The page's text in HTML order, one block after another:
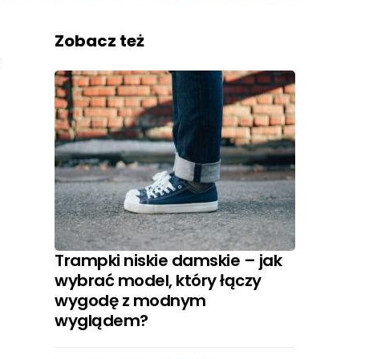
Zobacz też
Trampki niskie damskie – jak
wybrać model, który łączy
wygodę z modnym
wyglądem?